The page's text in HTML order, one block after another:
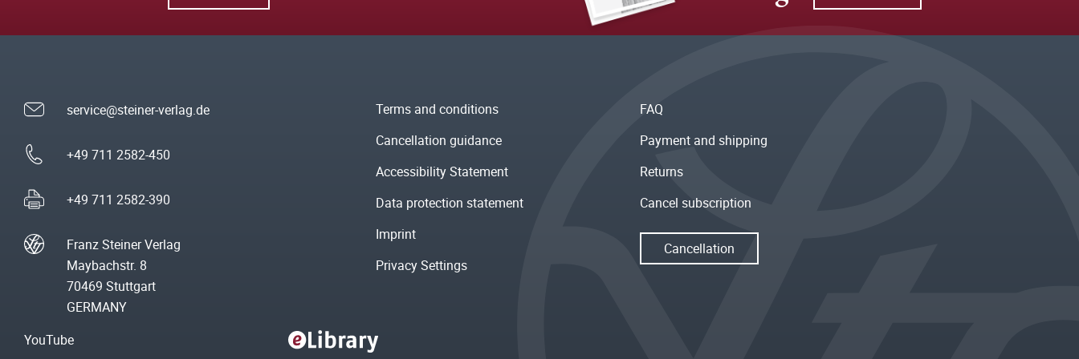
service@steiner-verlag.de
+49 711 2582-450
+49 711 2582-390
Franz Steiner Verlag
Maybachstr. 8
70469 Stuttgart
GERMANY
Terms and conditions
Cancellation guidance
Accessibility Statement
Data protection statement
Imprint
Privacy Settings
FAQ
Payment and shipping
Returns
Cancel subscription
Cancellation
YouTube